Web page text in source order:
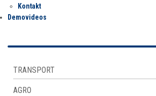
Kontakt
Demovideos
TRANSPORT
AGRO